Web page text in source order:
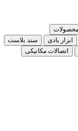
ابزار بادی
سند بلاست
اتصالات مکانیکی